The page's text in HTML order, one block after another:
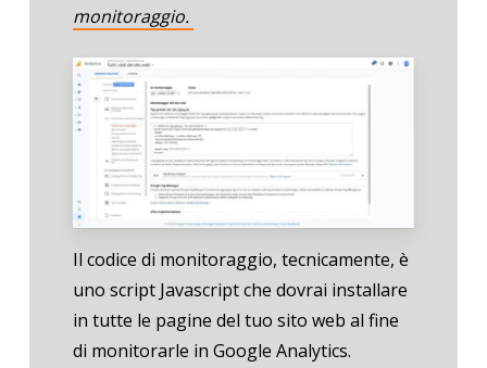
monitoraggio.
Il codice di monitoraggio, tecnicamente, è
uno script Javascript che dovrai installare
in tutte le pagine del tuo sito web al fine
di monitorarle in Google Analytics.